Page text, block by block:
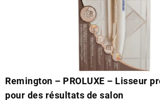
Remington – PROLUXE – Lisseur
pour des résultats de salon